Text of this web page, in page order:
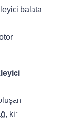
balata
kir